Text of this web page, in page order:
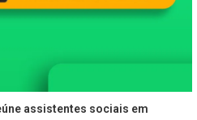
assistentes sociais em